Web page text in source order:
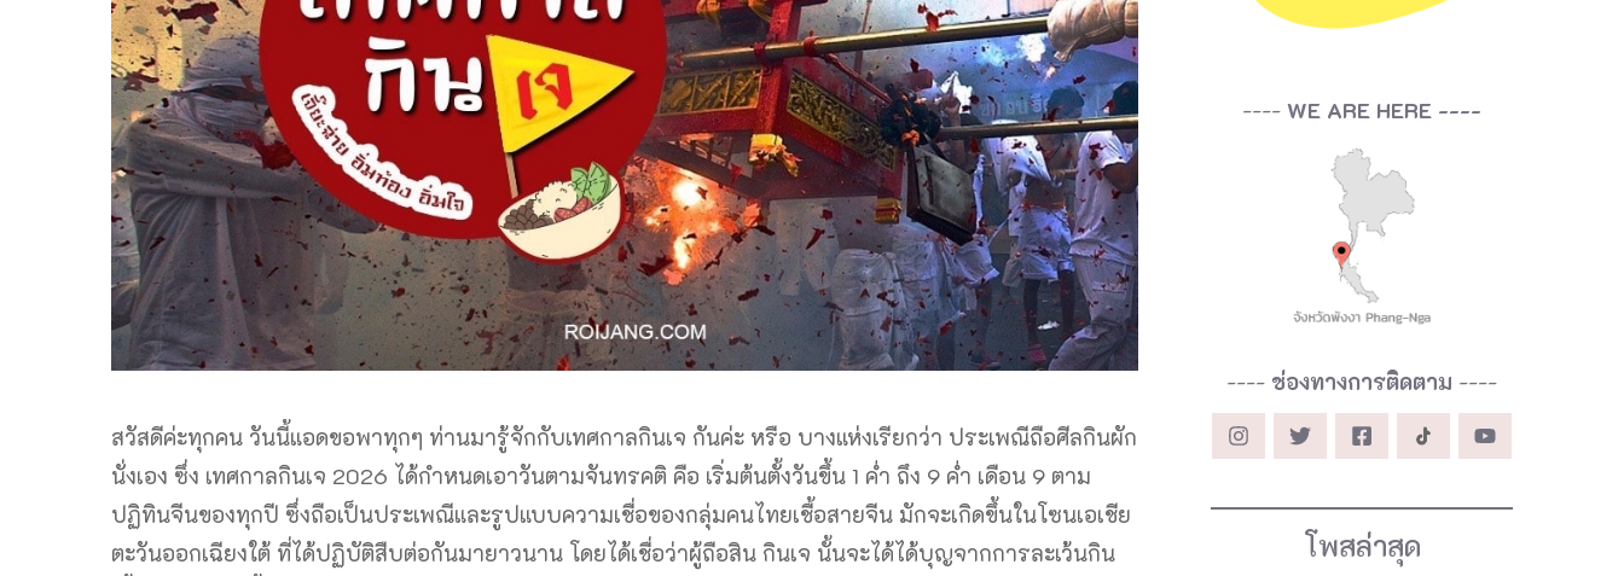
สวัสดีค่ะทุกคน วันนี้แอดขอพาทุกๆ ท่านมารู้จักกับเทศกาลกินเจ กันค่ะ หรือ บางแห่งเรียกว่า ประเพณีถือศีลกินผัก
นั่งเอง ซึ่ง เทศกาลกินเจ 2026 ได้กำหนดเอาวันตามจันทรคติ คือ เริ่มต้นตั้งวันขึ้น 1 ค่ำ ถึง 9 ค่ำ เดือน 9 ตาม
ปฏิทินจีนของทุกปี ซึ่งถือเป็นประเพณีและรูปแบบความเชื่อของกลุ่มคนไทยเชื้อสายจีน มักจะเกิดขึ้นในโซนเอเชีย
ตะวันออกเฉียงใต้ ที่ได้ปฏิบัติสืบต่อกันมายาวนาน โดยได้เชื่อว่าผู้ถือสิน กินเจ นั้นจะได้ได้บุญจากการละเว้นกิน
---- WE ARE HERE ----
---- ช่องทางการติดตาม ----
โพสล่าสุด